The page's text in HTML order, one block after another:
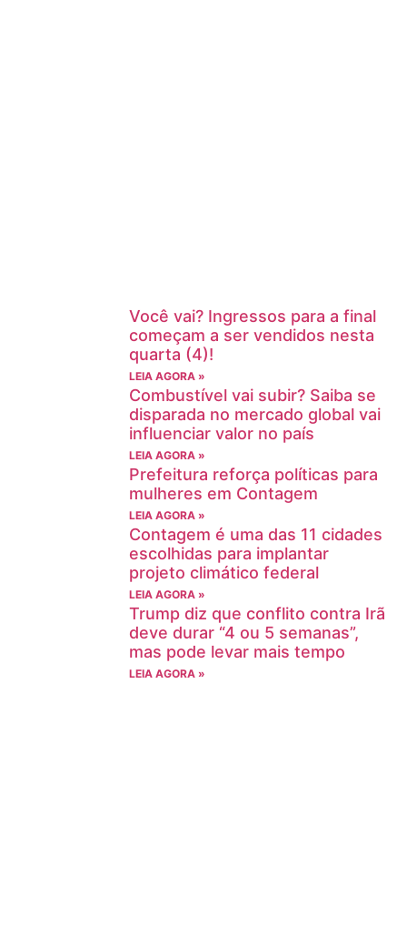
Você vai? Ingressos para a final
começam a ser vendidos nesta
quarta (4)!
LEIA AGORA »
Combustível vai subir? Saiba se
disparada no mercado global vai
influenciar valor no país
LEIA AGORA »
Prefeitura reforça políticas para
mulheres em Contagem
LEIA AGORA »
Contagem é uma das 11 cidades
escolhidas para implantar
projeto climático federal
LEIA AGORA »
Trump diz que conflito contra Irã
deve durar “4 ou 5 semanas”,
mas pode levar mais tempo
LEIA AGORA »